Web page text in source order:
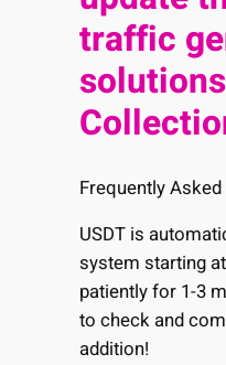
traffic
Frequently
USDT is
system starting
patiently for 1-3
to check and
addition!